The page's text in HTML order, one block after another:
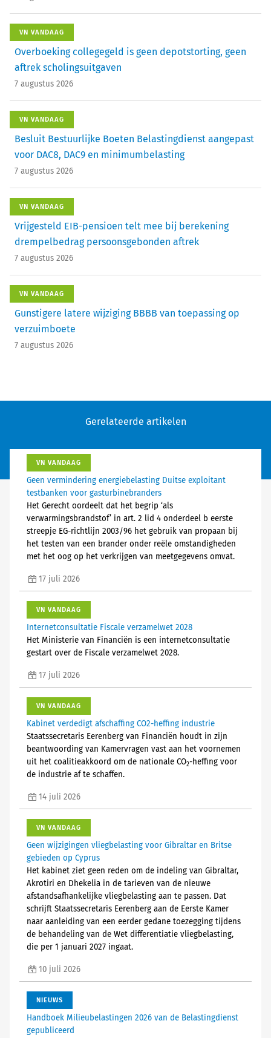
VN VANDAAG
Overboeking collegegeld is geen depotstorting, geen
aftrek scholingsuitgaven
7 augustus 2026
VN VANDAAG
Besluit Bestuurlijke Boeten Belastingdienst aangepast
voor DAC8, DAC9 en minimumbelasting
7 augustus 2026
VN VANDAAG
Vrijgesteld EIB-pensioen telt mee bij berekening
drempelbedrag persoonsgebonden aftrek
7 augustus 2026
VN VANDAAG
Gunstigere latere wijziging BBBB van toepassing op
verzuimboete
7 augustus 2026
Gerelateerde artikelen
VN VANDAAG
Geen vermindering energiebelasting Duitse exploitant
testbanken voor gasturbinebranders
Het Gerecht oordeelt dat het begrip ‘als
verwarmingsbrandstof’ in art. 2 lid 4 onderdeel b eerste
streepje EG-richtlijn 2003/96 het gebruik van propaan bij
het testen van een brander onder reële omstandigheden
met het oog op het verkrijgen van meetgegevens omvat.
17 juli 2026
VN VANDAAG
Internetconsultatie Fiscale verzamelwet 2028
Het Ministerie van Financiën is een internetconsultatie
gestart over de Fiscale verzamelwet 2028.
17 juli 2026
VN VANDAAG
Kabinet verdedigt afschaffing CO2-heffing industrie
Staatssecretaris Eerenberg van Financiën houdt in zijn
beantwoording van Kamervragen vast aan het voornemen
uit het coalitieakkoord om de nationale CO2-heffing voor
de industrie af te schaffen.
14 juli 2026
VN VANDAAG
Geen wijzigingen vliegbelasting voor Gibraltar en Britse
gebieden op Cyprus
Het kabinet ziet geen reden om de indeling van Gibraltar,
Akrotiri en Dhekelia in de tarieven van de nieuwe
afstandsafhankelijke vliegbelasting aan te passen. Dat
schrijft Staatssecretaris Eerenberg aan de Eerste Kamer
naar aanleiding van een eerder gedane toezegging tijdens
de behandeling van de Wet differentiatie vliegbelasting,
die per 1 januari 2027 ingaat.
10 juli 2026
NIEUWS
Handboek Milieubelastingen 2026 van de Belastingdienst
gepubliceerd